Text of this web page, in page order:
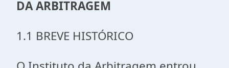
DA ARBITRAGEM
1.1 BREVE HISTÓRICO